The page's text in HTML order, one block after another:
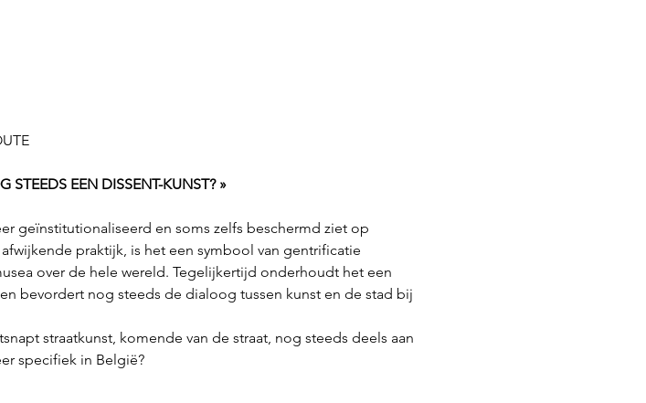
STEEDS EEN DISSENT-KUNST? »
geïnstitutionaliseerd en soms zelfs beschermd ziet op
praktijk, is het een symbool van gentrificatie
over de hele wereld. Tegelijkertijd onderhoudt het een
bevordert nog steeds de dialoog tussen kunst en de stad bij
straatkunst, komende van de straat, nog steeds deels aan
specifiek in België?